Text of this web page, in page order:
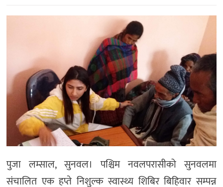
भिडियो
पुजा लम्साल, सुनवल। पश्चिम नवलपरासीको सुनवलमा
संचालित एक हप्ते निशुल्क स्वास्थ्य शिबिर बिहिवार सम्पन्न